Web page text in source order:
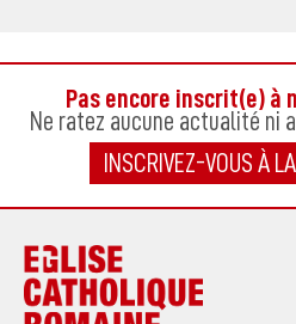
Pas encore inscrit(e)
Ne ratez aucune actualité ni
INSCRIVEZ-VOUS À